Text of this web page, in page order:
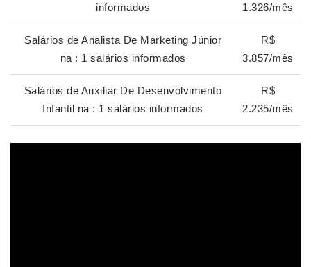
informados
1.326/mês
Salários de Analista De Marketing Júnior
na : 1 salários informados
R$
3.857/mês
Salários de Auxiliar De Desenvolvimento
Infantil na : 1 salários informados
R$
2.235/mês